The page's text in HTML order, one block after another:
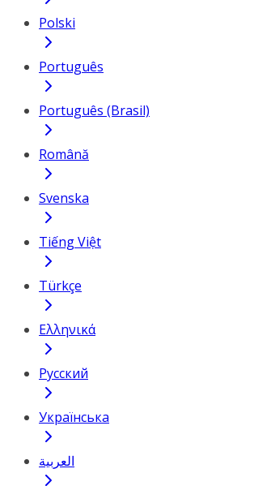
Polski
Português
Português (Brasil)
Română
Svenska
Tiếng Việt
Türkçe
Ελληνικά
Русский
Українська
العربية